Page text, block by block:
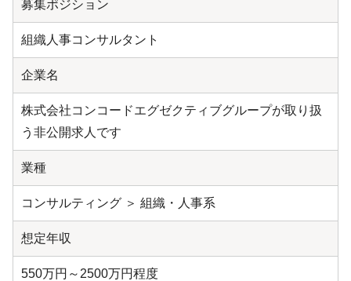
募集ポジション
組織人事コンサルタント
企業名
株式会社コンコードエグゼクティブグループが取り扱
う非公開求人です
業種
コンサルティング ＞ 組織・人事系
想定年収
550万円～2500万円程度